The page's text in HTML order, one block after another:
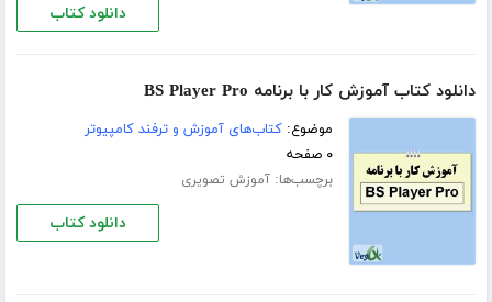
دانلود کتاب
دانلود کتاب آموزش کار با برنامه BS Player Pro
موضوع:کتاب‌های آموزش و ترفند کامپیوتر
۰ صفحه
برچسب‌ها:آموزش تصویری
دانلود کتاب